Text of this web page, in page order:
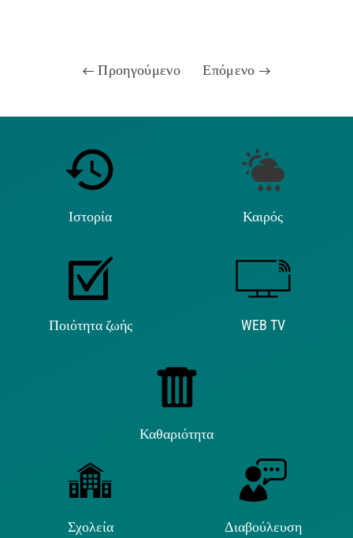
Προηγούμενο Επόμενο
Ιστορία Καιρός
Ποιότητα ζωής WEB TV
Καθαριότητα
Σχολεία Διαβούλευση